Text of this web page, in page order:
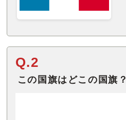
Q.2
この国旗はどこの国旗？